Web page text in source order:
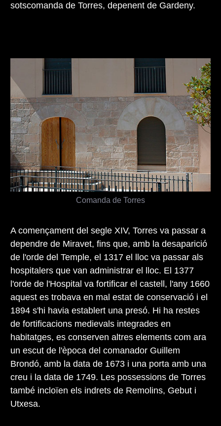
sotscomanda de Torres, depenent de Gardeny.
Comanda de Torres
A començament del segle XIV, Torres va passar a
dependre de Miravet, fins que, amb la desaparició
de l'orde del Temple, el 1317 el lloc va passar als
hospitalers que van administrar el lloc. El 1377
l'orde de l'Hospital va fortificar el castell, l'any 1660
aquest es trobava en mal estat de conservació i el
1894 s'hi havia establert una presó. Hi ha restes
de fortificacions medievals integrades en
habitatges, es conserven altres elements com ara
un escut de l'època del comanador Guillem
Brondó, amb la data de 1673 i una porta amb una
creu i la data de 1749. Les possessions de Torres
també incloïen els indrets de Remolins, Gebut i
Utxesa.